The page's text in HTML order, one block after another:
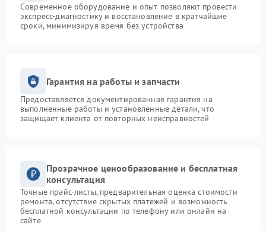
Современное оборудование и опыт позволяют провести
экспресс-диагностику и восстановление в кратчайшие
сроки, минимизируя время без устройства
Гарантия на работы и запчасти
Предоставляется документированная гарантия на
выполненные работы и установленные детали, что
защищает клиента от повторных неисправностей
Прозрачное ценообразование и бесплатная
консультация
Точные прайс-листы, предварительная оценка стоимости
ремонта, отсутствие скрытых платежей и возможность
бесплатной консультации по телефону или онлайн на
сайте